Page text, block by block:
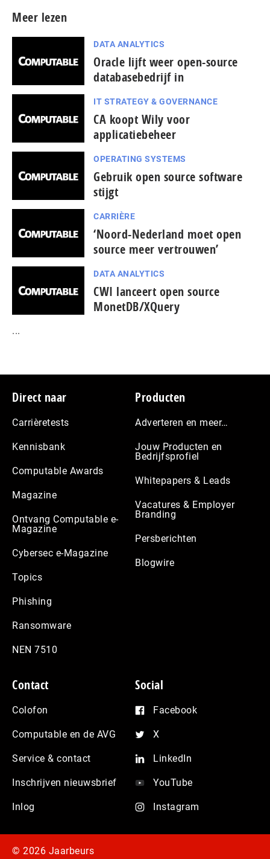
Meer lezen
DATA ANALYTICS
Oracle lijft weer open-source
databasebedrijf in
IT STRATEGY & GOVERNANCE
CA koopt Wily voor
applicatiebeheer
OPERATING SYSTEMS
Gebruik open source software
stijgt
CARRIÈRE
‘Noord-Nederland moet open
source meer vertrouwen’
DATA ANALYTICS
CWI lanceert open source
MonetDB/XQuery
...
Footer
Direct naar
Carrièretests
Kennisbank
Computable Awards
Magazine
Ontvang Computable e-
Magazine
Cybersec e-Magazine
Topics
Phishing
Ransomware
NEN 7510
Producten
Adverteren en meer…
Jouw Producten en
Bedrijfsprofiel
Whitepapers & Leads
Vacatures & Employer
Branding
Persberichten
Blogwire
Contact
Colofon
Computable en de AVG
Service & contact
Inschrijven nieuwsbrief
Inlog
Social
Facebook
X
LinkedIn
YouTube
Instagram
© 2026 Jaarbeurs